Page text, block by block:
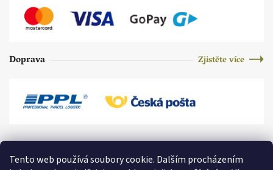
Tento web používá soubory cookie. Dalším procházením
Doprava Zjistěte více